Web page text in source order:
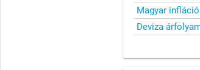
Magyar infláció
Deviza